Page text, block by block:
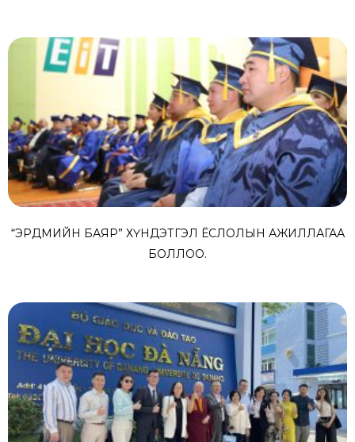
“ЭРДМИЙН БАЯР” ХҮНДЭТГЭЛ ЁСЛОЛЫН АЖИЛЛАГАА
БОЛЛОО.